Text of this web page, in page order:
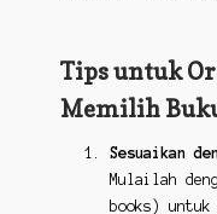
Tips untuk
Memilih
Sesuaikan
Mulailah
books)